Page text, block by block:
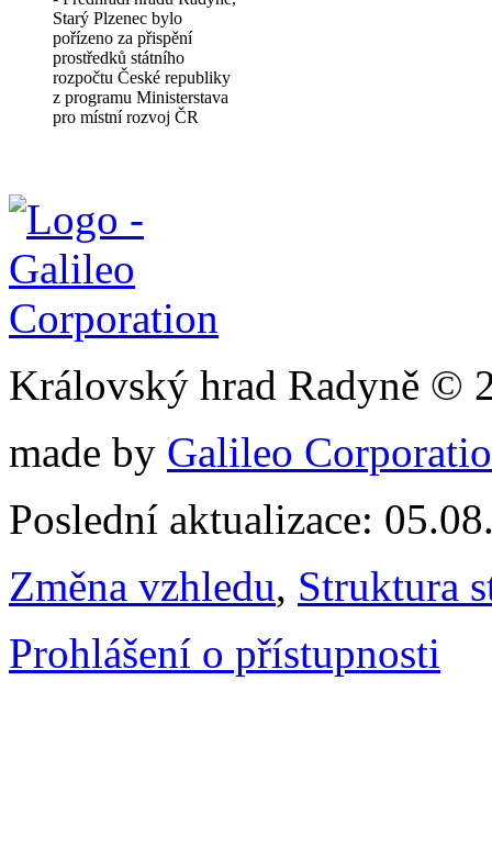
Starý Plzenec bylo
pořízeno za přispění
prostředků státního
rozpočtu České republiky
z programu Ministerstava
pro místní rozvoj ČR
Královský hrad Radyně ©
made by Galileo
Poslední aktualizace:
Změna vzhledu, Struktura
Prohlášení o přístupnosti